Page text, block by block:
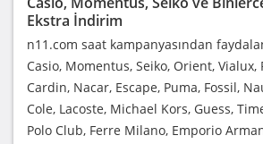
Ekstra İndirim
n11.com saat kampanyasından
Casio, Momentus, Seiko, Orient, Vialux,
Cardin, Nacar, Escape, Puma, Fossil,
Cole, Lacoste, Michael Kors, Guess,
Polo Club, Ferre Milano, Emporio